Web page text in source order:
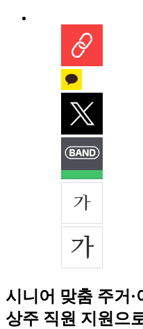
시니어 맞춤 주거
상주 직원 지원으